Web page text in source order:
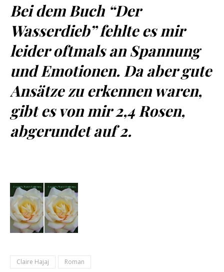
Bei dem Buch “Der
Wasserdieb” fehlte es mir
leider oftmals an Spannung
und Emotionen. Da aber gute
Ansätze zu erkennen waren,
gibt es von mir 2,4 Rosen,
abgerundet auf 2.
Claire Hajaj Roman